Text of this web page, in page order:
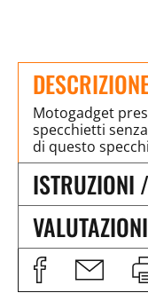
Motogadget
specchietti
di questo
ISTRUZIONI
VALUTAZIONI